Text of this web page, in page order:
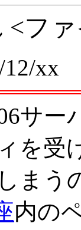
<フ
12/xx
サー
を受
まう
内の